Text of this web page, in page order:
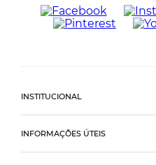
INSTITUCIONAL
INFORMAÇÕES ÚTEIS